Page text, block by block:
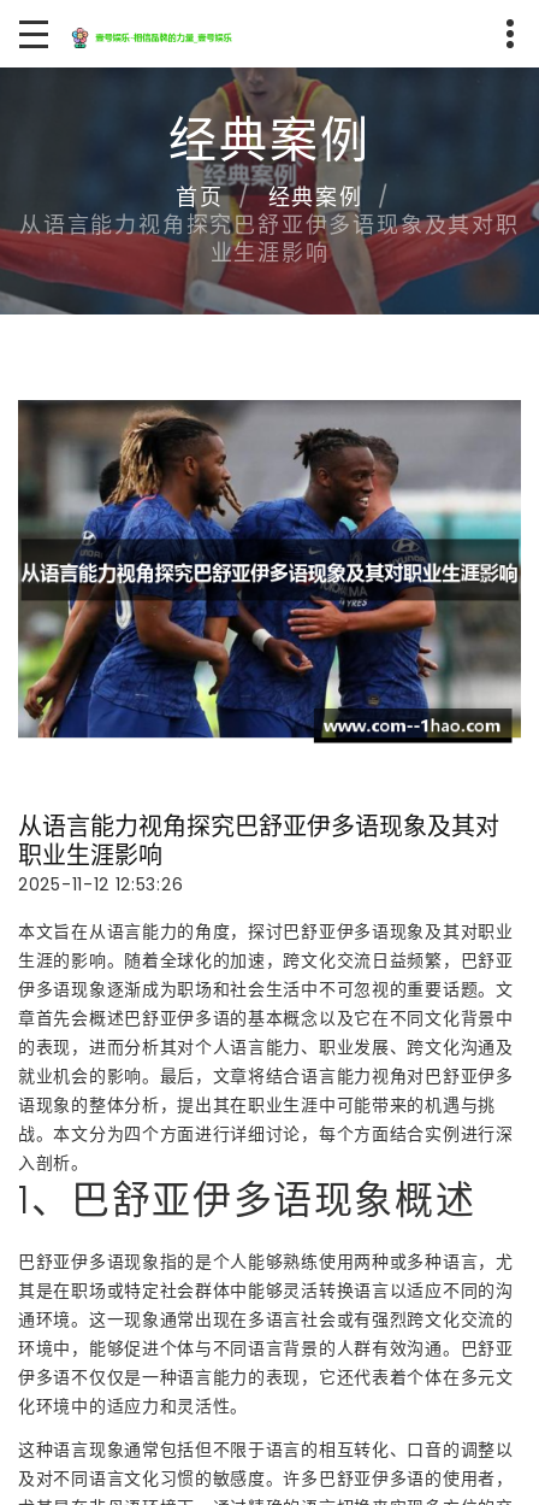
经典案例
首页
经典案例
从语言能力视角探究巴舒亚伊多语现象及其对职
业生涯影响
从语言能力视角探究巴舒亚伊多语现象及其对
职业生涯影响
2025-11-12 12:53:26
本文旨在从语言能力的角度，探讨巴舒亚伊多语现象及其对职业
生涯的影响。随着全球化的加速，跨文化交流日益频繁，巴舒亚
伊多语现象逐渐成为职场和社会生活中不可忽视的重要话题。文
章首先会概述巴舒亚伊多语的基本概念以及它在不同文化背景中
的表现，进而分析其对个人语言能力、职业发展、跨文化沟通及
就业机会的影响。最后，文章将结合语言能力视角对巴舒亚伊多
语现象的整体分析，提出其在职业生涯中可能带来的机遇与挑
战。本文分为四个方面进行详细讨论，每个方面结合实例进行深
入剖析。
1、巴舒亚伊多语现象概述
巴舒亚伊多语现象指的是个人能够熟练使用两种或多种语言，尤
其是在职场或特定社会群体中能够灵活转换语言以适应不同的沟
通环境。这一现象通常出现在多语言社会或有强烈跨文化交流的
环境中，能够促进个体与不同语言背景的人群有效沟通。巴舒亚
伊多语不仅仅是一种语言能力的表现，它还代表着个体在多元文
化环境中的适应力和灵活性。
这种语言现象通常包括但不限于语言的相互转化、口音的调整以
及对不同语言文化习惯的敏感度。许多巴舒亚伊多语的使用者，